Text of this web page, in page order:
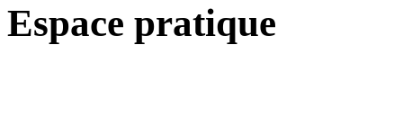
Espace pratique